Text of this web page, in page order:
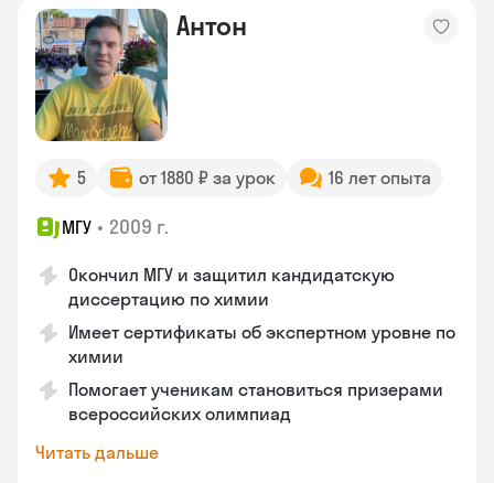
Антон
5 от 1880 ₽ за урок 16 лет опыта
МГУ • 2009 г.
Окончил МГУ и защитил кандидатскую
диссертацию по химии
Имеет сертификаты об экспертном уровне по
химии
Помогает ученикам становиться призерами
всероссийских олимпиад
Читать дальше